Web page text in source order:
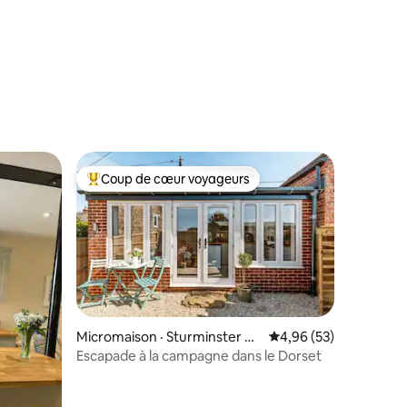
plus aimés Coup de cœur voyageurs parmi les plus aimés
Coup de cœur voyageurs
Micromaison · Sturminster N
ewton
Note moyenne de
4,96 (53)
Escapade à la campagne dans le Dorset